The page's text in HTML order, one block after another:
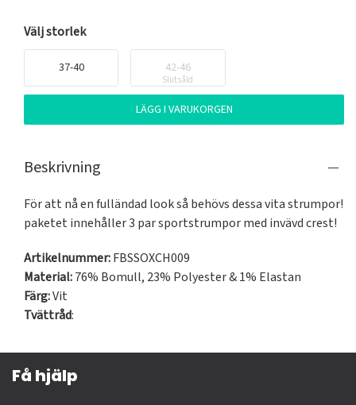
Välj storlek
37-40 42-46
Slutsåld
LÄGG I VARUKORGEN
Beskrivning
För att nå en fulländad look så behövs dessa vita strumpor!
Artikelnummer:FBSSOXCH009
Material:76% Bomull, 23% Polyester & 1% Elastan
Färg:Vit
Tvättråd:
Få hjälp